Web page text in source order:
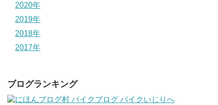
2020年
2019年
2018年
2017年
ブログランキング